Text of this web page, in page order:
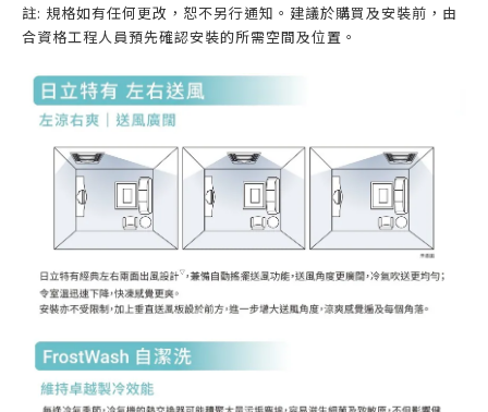
註: 規格如有任何更改，恕不另行通知。建議於購買及安裝前，由
合資格工程人員預先確認安裝的所需空間及位置。